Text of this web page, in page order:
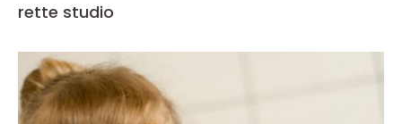
rette studio